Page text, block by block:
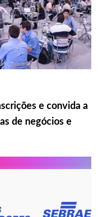
e convida a
de negócios e